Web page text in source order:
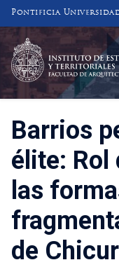
Pontificia
INSTITUTO DE
Y
FACULTAD DE
Barrios
élite: Rol
las
de